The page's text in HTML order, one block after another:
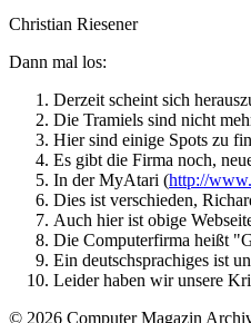
Christian Riesener
Dann mal los:
Derzeit scheint sich
Die Tramiels sind nicht
Hier sind einige Spots zu
Es gibt die Firma noch,
In der MyAtari (http://
Dies ist verschieden,
Auch hier ist obige
Die Computerfirma heißt
Ein deutschsprachiges ist
Leider haben wir unsere
© 2026 Computer Magazin